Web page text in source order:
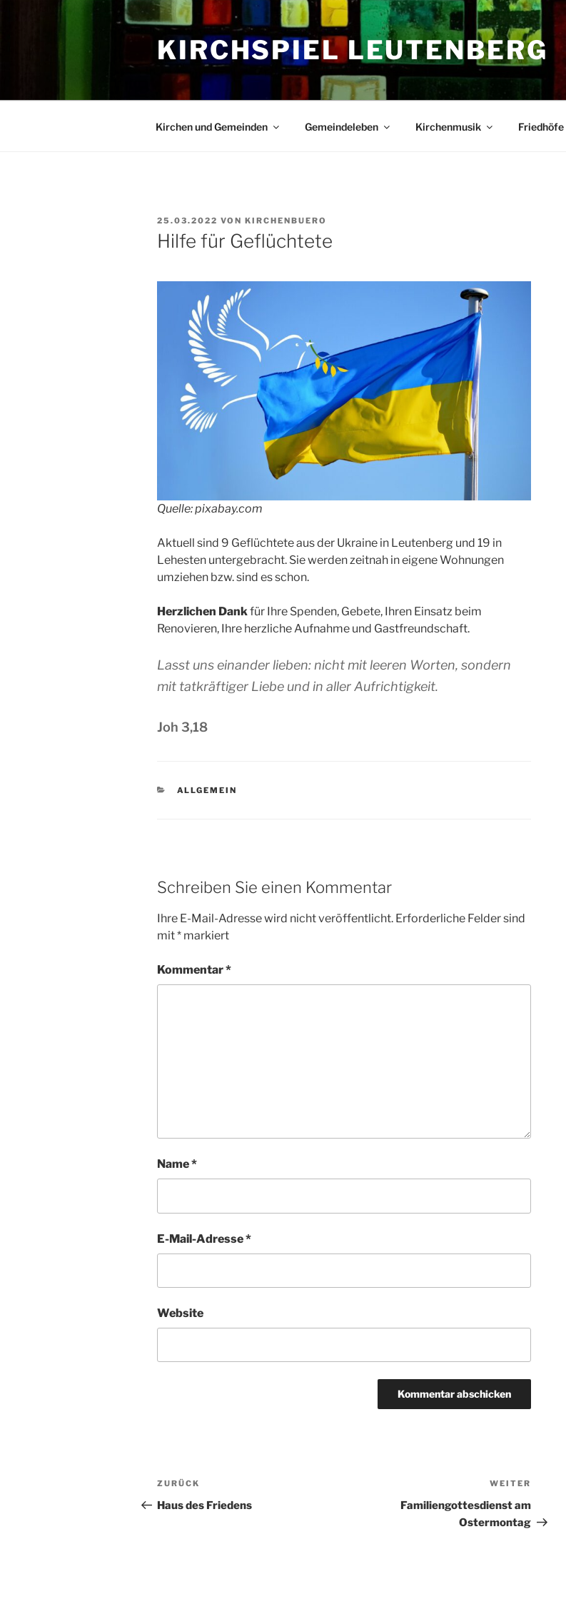
KIRCHSPIEL LEUTENBERG
Kirchen und Gemeinden Gemeindeleben Kirchenmusik Friedhöfe
VERÖFFENTLICHT
AM
25.03.2022 VON KIRCHENBUERO
Hilfe für Geflüchtete
Quelle: pixabay.com
Aktuell sind 9 Geflüchtete aus der Ukraine in Leutenberg und 19 in
Lehesten untergebracht. Sie werden zeitnah in eigene Wohnungen
umziehen bzw. sind es schon.
Herzlichen Dankfür Ihre Spenden, Gebete, Ihren Einsatz beim
Renovieren, Ihre herzliche Aufnahme und Gastfreundschaft.
Lasst uns einander lieben: nicht mit leeren Worten, sondern
mit tatkräftiger Liebe und in aller Aufrichtigkeit.
Joh 3,18
KATEGORIEN
ALLGEMEIN
Schreiben Sie einen Kommentar
Ihre E-Mail-Adresse wird nicht veröffentlicht. Erforderliche Felder sind
mit* markiert
Kommentar*
Name*
E-Mail-Adresse*
Website
Beitragsnavigation
Vorheriger
Beitrag
ZURÜCK
Haus des Friedens
Beitrag
WEITER
Familiengottesdienst am
Ostermontag